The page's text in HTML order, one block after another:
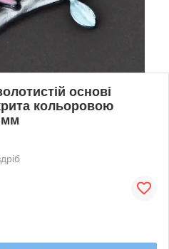
основі
кольоровою
мм